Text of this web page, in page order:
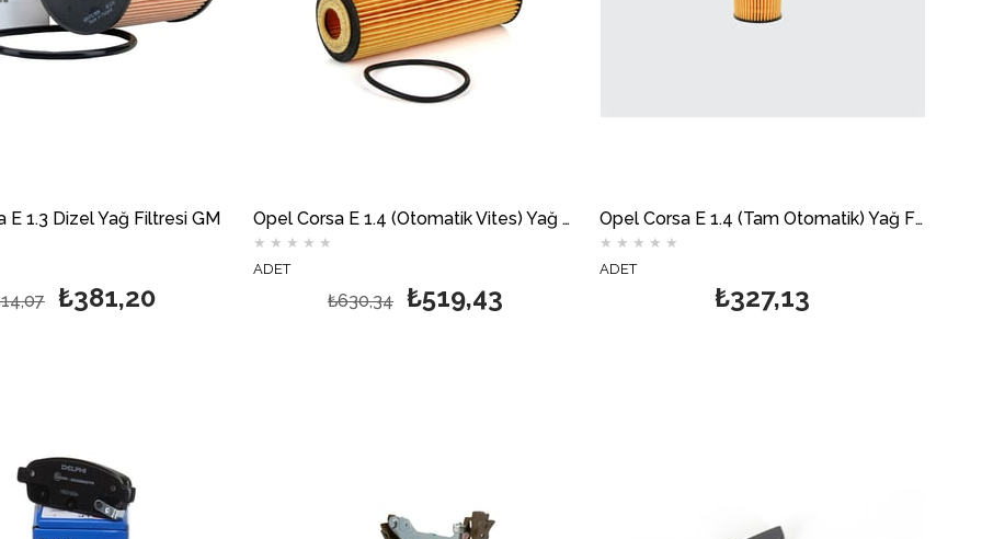
E 1.3 Dizel Yağ Filtresi GM
₺381,20
Opel Corsa E 1.4 (Otomatik Vites) Yağ Filtresi GM
★ ★ ★ ★ ★
ADET
₺519,43
₺630,34
Opel Corsa E 1.4 (Tam Otomatik) Yağ Filtresi MOTOCAR
★ ★ ★ ★ ★
ADET
₺327,13